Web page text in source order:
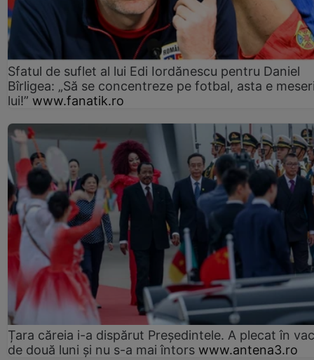
Sfatul de suflet al lui Edi Iordănescu pentru Daniel
Bîrligea: „Să se concentreze pe fotbal, asta e
lui!” www.fanatik.ro
Țara căreia i-a dispărut Președintele. A plecat în
de două luni și nu s-a mai întors www.antena3.ro